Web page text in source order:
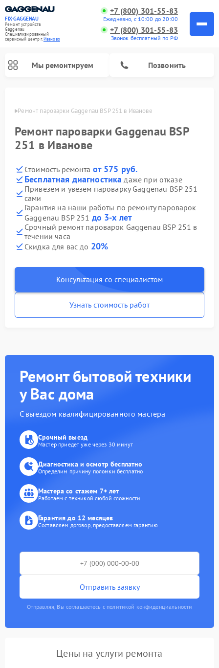
FIX-GAGGENAU
Ремонт устройств
Gaggenau
Специализированный
cервисный центр г.Иваново
+7 (800) 301-55-83
Ежедневно, с 10:00 до 20:00
+7 (800) 301-55-83
Звонок бесплатный по РФ
Мы ремонтируем Позвонить
Ремонт пароварки Gaggenau BSP 251 в Иванове
Ремонт пароварки Gaggenau BSP
251 в Иванове
Стоимость ремонта от 575 руб.
Бесплатная диагностика даже при отказе
Привезем и увезем пароварку Gaggenau BSP 251
сами
Гарантия на наши работы по ремонту пароварок
Gaggenau BSP 251 до 3-х лет
Срочный ремонт пароварок Gaggenau BSP 251 в
течении часа
Скидка для вас до 20%
Консультация со специалистом
Узнать стоимость работ
Ремонт бытовой техники
у Вас дома
С выездом квалифицированного мастера
Срочный выезд
Мастер приедет уже через 30 минут
Диагностика и осмотр бесплатно
Определим причину поломки бесплатно
Мастера со стажем 7+ лет
Работаем с техникой любой сложности
Гарантия до 12 месяцев
Составляем договор, предоставляем гарантию
Отправить заявку
Отправляя, Вы соглашаетесь с политикой конфиденциальности
Цены на услуги ремонта